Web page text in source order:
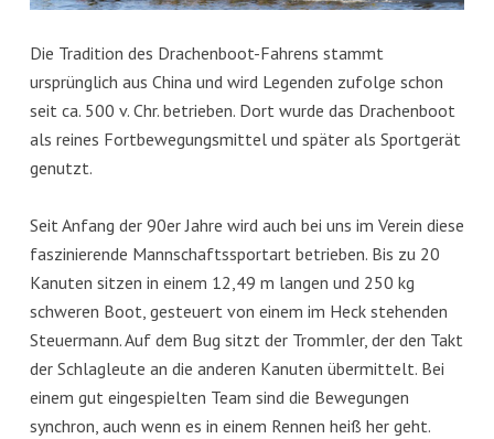
Die Tradition des Drachenboot-Fahrens stammt
ursprünglich aus China und wird Legenden zufolge schon
seit ca. 500 v. Chr. betrieben. Dort wurde das Drachenboot
als reines Fortbewegungsmittel und später als Sportgerät
genutzt.
Seit Anfang der 90er Jahre wird auch bei uns im Verein diese
faszinierende Mannschaftssportart betrieben. Bis zu 20
Kanuten sitzen in einem 12,49 m langen und 250 kg
schweren Boot, gesteuert von einem im Heck stehenden
Steuermann. Auf dem Bug sitzt der Trommler, der den Takt
der Schlagleute an die anderen Kanuten übermittelt. Bei
einem gut eingespielten Team sind die Bewegungen
synchron, auch wenn es in einem Rennen heiß her geht.